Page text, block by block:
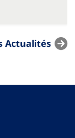
Actualités